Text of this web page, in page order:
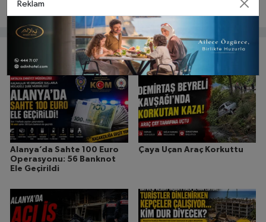
Bunlar da ilginizi çekebilir
Alanya’da Sahte 100 Euro
Operasyonu: 56 Banknot
Ele Geçirildi
Çaya Uçan Araç Korkuttu
Reklam